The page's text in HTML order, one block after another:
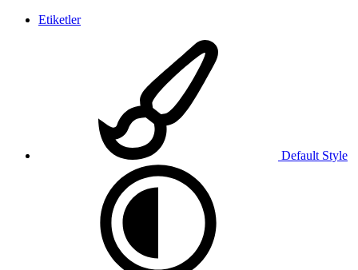
Etiketler
Default Style